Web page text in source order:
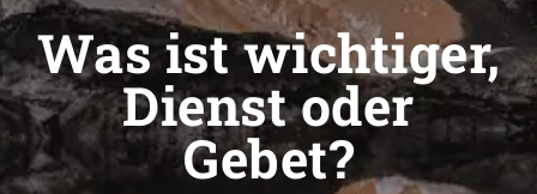
Mitmachen
Über uns
Was ist wichtiger,
Dienst oder
Gebet?